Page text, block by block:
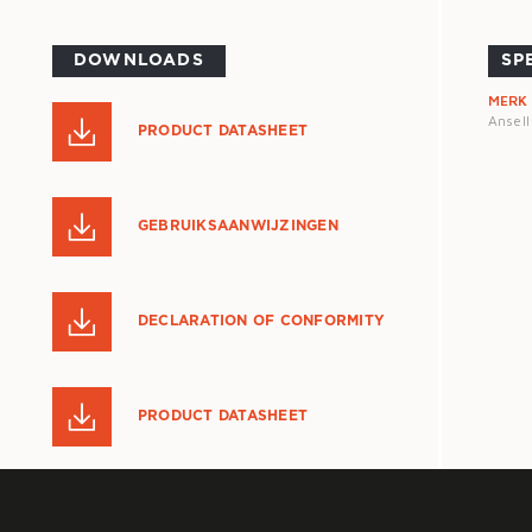
DOWNLOADS
PRODUCT DATASHEET
GEBRUIKSAANWIJZINGEN
DECLARATION OF CONFORMITY
PRODUCT DATASHEET
MERK
Ansell